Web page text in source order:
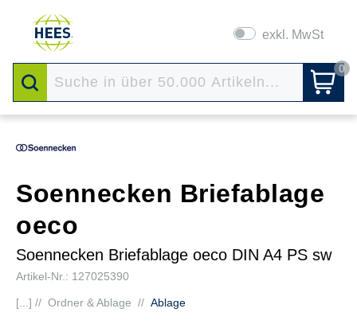
exkl. MwSt
0
Soennecken Briefablage
oeco
Soennecken Briefablage oeco DIN A4 PS sw
Artikel-Nr.: 127025390
[...] // Ordner & Ablage // Ablage